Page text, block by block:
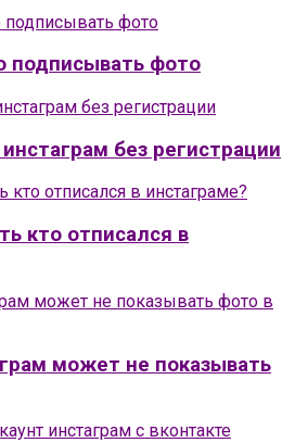
подписывать фото
без регистрации
кто отписался в
может не показывать